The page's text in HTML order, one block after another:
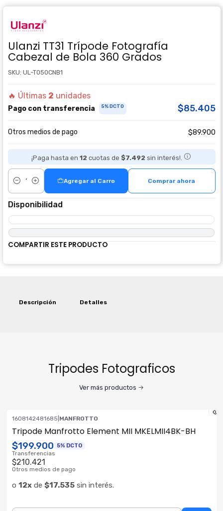
Ulanzi TT31 Trípode Fotografía
Cabezal de Bola 360 Grados
SKU: UL-T050CNB1
🔥 Últimas 2 unidades
Pago con transferencia 5% DCTO $85.405
Otros medios de pago $89.900
¡Paga hasta en 12 cuotas de $7.492 sin interés!.
Cantidad
Agregar al Carro Comprar ahora
Disponibilidad
COMPARTIR ESTE PRODUCTO
Descripción Detalles
Tripodes Fotograficos
Ver más productos
1608142481685 MANFROTTO
Tripode Manfrotto Element MII MKELMII4BK-BH
$199.900 5% DCTO
Transferencias
$210.421
Otros medios de pago
o 12xde $17.535sin interés.